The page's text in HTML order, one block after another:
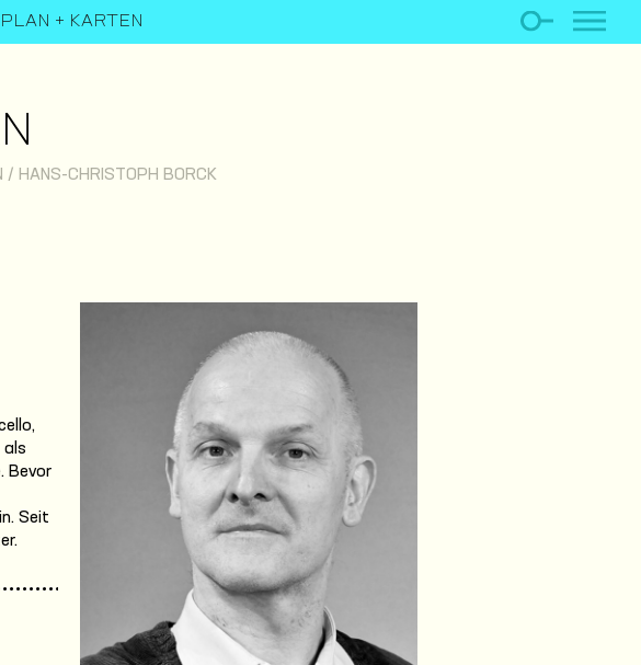
+ KARTEN
/ HANS-CHRISTOPH BORCK
als
Bevor
Seit